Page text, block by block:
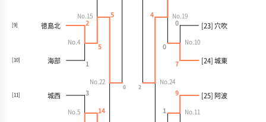
No.4
No.5
No.10
No.11
No.15 No.19
No.22 No.24
2
1
3
0
7
9
5
14
0
1
5 4
0 2
[9]
[10]
[11]
徳島北
海部
城西
[23] 穴吹
[24] 城東
[25] 阿波